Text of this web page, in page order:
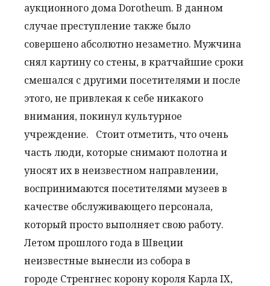
аукционного дома Dorotheum. В данном
случае преступление также было
совершено абсолютно незаметно. Мужчина
снял картину со стены, в кратчайшие сроки
смешался с другими посетителями и после
этого, не привлекая к себе никакого
внимания, покинул культурное
учреждение.
Стоит отметить, что очень
часть люди, которые снимают полотна и
уносят их в неизвестном направлении,
воспринимаются посетителями музеев в
качестве обслуживающего персонала,
который просто выполняет свою работу.
Летом прошлого года в Швеции
неизвестные вынесли из собора в
городе Стренгнес корону короля Карла IX,